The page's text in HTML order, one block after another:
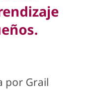
por Grail